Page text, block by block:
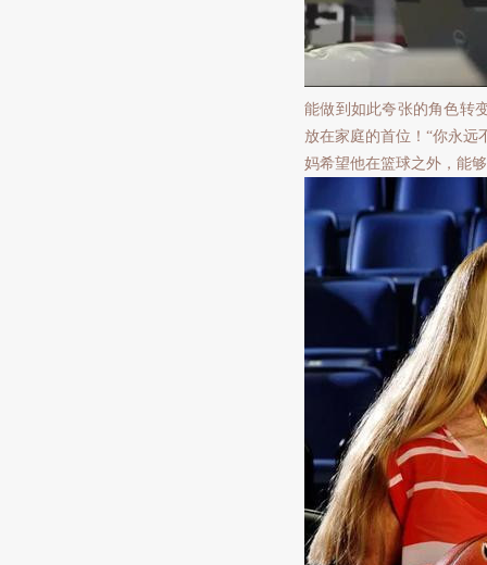
能做到如此夸张的角色转
放在家庭的首位！“你永远
妈希望他在篮球之外，能